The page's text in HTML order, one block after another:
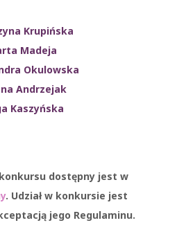
Krupińska
Madeja
Okulowska
Andrzejak
Kaszyńska
dostępny jest w
. Udział w konkursie jest
jego Regulaminu.